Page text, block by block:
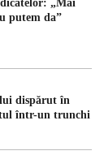
„Mai
putem da”
dispărut în
într-un trunchi